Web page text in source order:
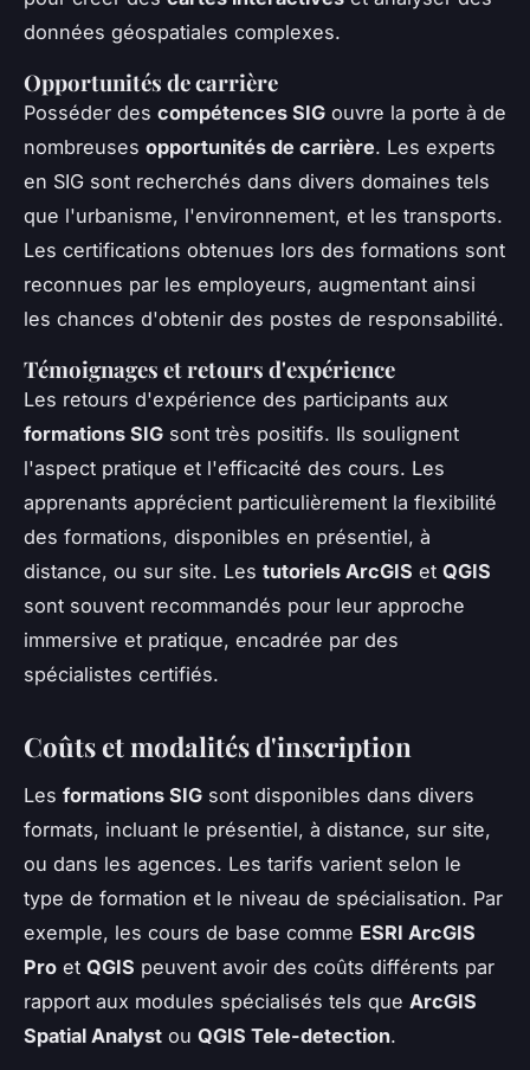
données géospatiales complexes.
Opportunités de carrière
Posséder des compétences SIG ouvre la porte à de
nombreuses opportunités de carrière. Les experts
en SIG sont recherchés dans divers domaines tels
que l'urbanisme, l'environnement, et les transports.
Les certifications obtenues lors des formations sont
reconnues par les employeurs, augmentant ainsi
les chances d'obtenir des postes de responsabilité.
Témoignages et retours d'expérience
Les retours d'expérience des participants aux
formations SIG sont très positifs. Ils soulignent
l'aspect pratique et l'efficacité des cours. Les
apprenants apprécient particulièrement la flexibilité
des formations, disponibles en présentiel, à
distance, ou sur site. Les tutoriels ArcGIS et QGIS
sont souvent recommandés pour leur approche
immersive et pratique, encadrée par des
spécialistes certifiés.
Coûts et modalités d'inscription
Les formations SIG sont disponibles dans divers
formats, incluant le présentiel, à distance, sur site,
ou dans les agences. Les tarifs varient selon le
type de formation et le niveau de spécialisation. Par
exemple, les cours de base comme ESRI ArcGIS
Pro et QGIS peuvent avoir des coûts différents par
rapport aux modules spécialisés tels que ArcGIS
Spatial Analyst ou QGIS Tele-detection.